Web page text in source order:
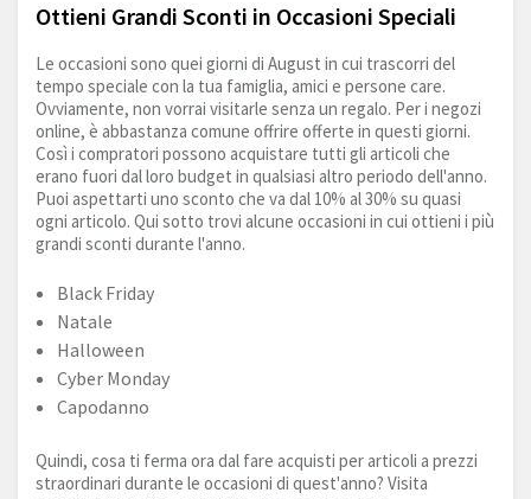
Ottieni Grandi Sconti in Occasioni Speciali
Le occasioni sono quei giorni di August in cui trascorri del
tempo speciale con la tua famiglia, amici e persone care.
Ovviamente, non vorrai visitarle senza un regalo. Per i negozi
online, è abbastanza comune offrire offerte in questi giorni.
Così i compratori possono acquistare tutti gli articoli che
erano fuori dal loro budget in qualsiasi altro periodo dell'anno.
Puoi aspettarti uno sconto che va dal 10% al 30% su quasi
ogni articolo. Qui sotto trovi alcune occasioni in cui ottieni i più
grandi sconti durante l'anno.
Black Friday
Natale
Halloween
Cyber Monday
Capodanno
Quindi, cosa ti ferma ora dal fare acquisti per articoli a prezzi
straordinari durante le occasioni di quest'anno? Visita